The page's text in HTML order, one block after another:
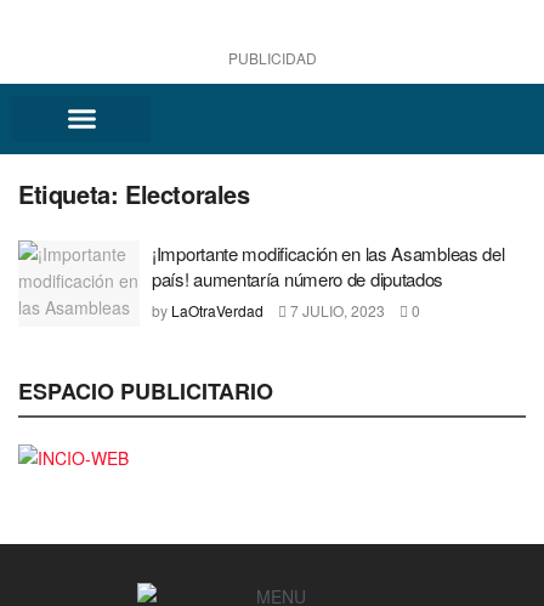
PUBLICIDAD
Etiqueta: Electorales
¡Importante modificación en las Asambleas del
país! aumentaría número de diputados
by LaOtraVerdad 7 JULIO, 2023 0
ESPACIO PUBLICITARIO